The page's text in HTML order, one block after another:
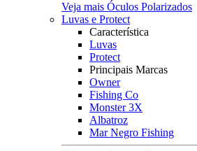
Veja mais Óculos Polarizados
Luvas e Protect
Característica
Luvas
Protect
Principais Marcas
Owner
Fishing Co
Monster 3X
Albatroz
Mar Negro Fishing